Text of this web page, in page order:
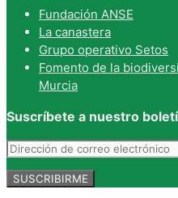
Fundación ANSE
La canastera
Grupo operativo Setos
Fomento de la
Murcia
Suscríbete a nuestro